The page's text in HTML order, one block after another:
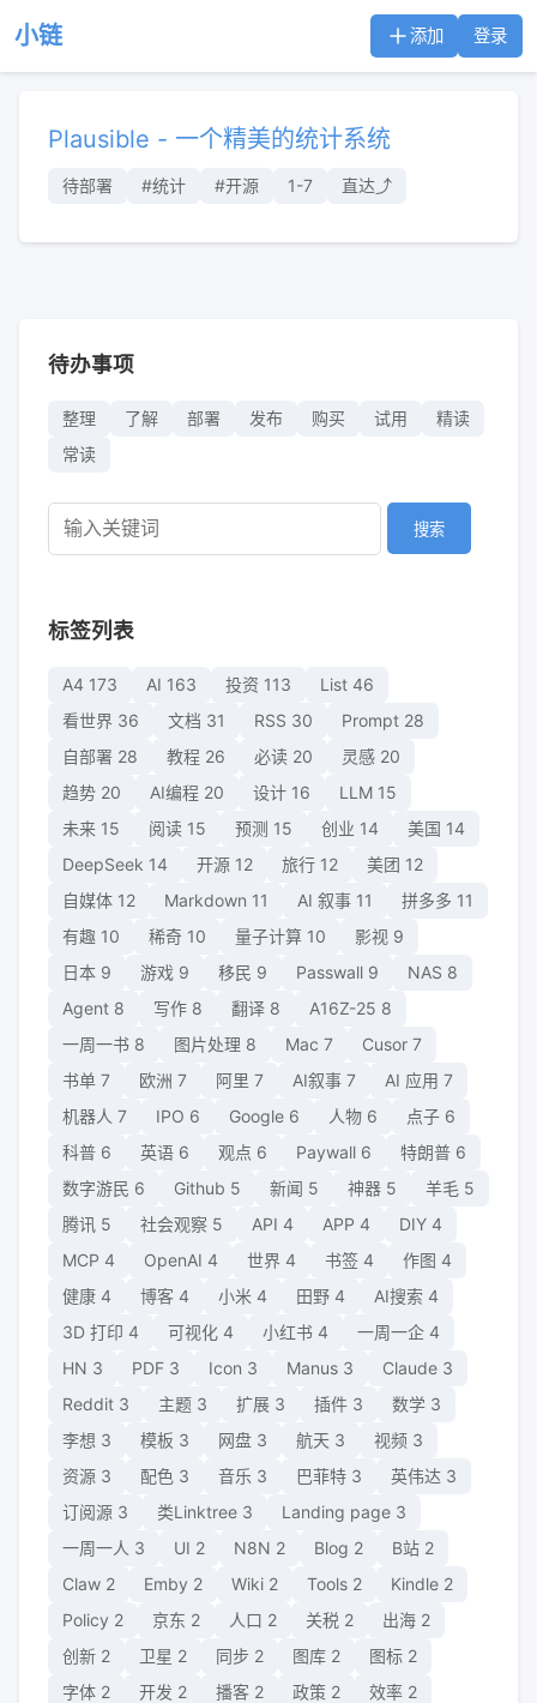
小链 添加 登录
Plausible - 一个精美的统计系统
待部署 #统计 #开源 1-7 直达⤴︎
待办事项
整理 了解 部署 发布 购买 试用
精读
常读
搜索
标签列表
A4 173 AI 163 投资 113 List 46
看世界 36 文档 31 RSS 30 Prompt 28
自部署 28 教程 26 必读 20 灵感 20
趋势 20 AI编程 20 设计 16 LLM 15
未来 15 阅读 15 预测 15 创业 14 美国 14
DeepSeek 14 开源 12 旅行 12 美团 12
自媒体 12 Markdown 11 AI 叙事 11 拼多多 11
有趣 10 稀奇 10 量子计算 10 影视 9
日本 9 游戏 9 移民 9 Passwall 9 NAS 8
Agent 8 写作 8 翻译 8 A16Z-25 8
一周一书 8 图片处理 8 Mac 7 Cusor 7
书单 7 欧洲 7 阿里 7 AI叙事 7 AI 应用 7
机器人 7 IPO 6 Google 6 人物 6 点子 6
科普 6 英语 6 观点 6 Paywall 6 特朗普 6
数字游民 6 Github 5 新闻 5 神器 5 羊毛 5
腾讯 5 社会观察 5 API 4 APP 4 DIY 4
MCP 4 OpenAI 4 世界 4 书签 4 作图 4
健康 4 博客 4 小米 4 田野 4 AI搜索 4
3D 打印 4 可视化 4 小红书 4 一周一企 4
HN 3 PDF 3 Icon 3 Manus 3 Claude 3
Reddit 3 主题 3 扩展 3 插件 3 数学 3
李想 3 模板 3 网盘 3 航天 3 视频 3
资源 3 配色 3 音乐 3 巴菲特 3 英伟达 3
订阅源 3 类Linktree 3 Landing page 3
一周一人 3 UI 2 N8N 2 Blog 2 B站 2
Claw 2 Emby 2 Wiki 2 Tools 2 Kindle 2
Policy 2 京东 2 人口 2 关税 2 出海 2
创新 2 卫星 2 同步 2 图库 2 图标 2
字体 2 开发 2 播客 2 政策 2 效率 2